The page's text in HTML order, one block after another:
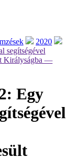
2020
segítségével
Királyságba ―
Egy